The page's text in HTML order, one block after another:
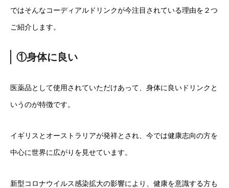
ではそんなコーディアルドリンクが今注目されている理由を２つ
ご紹介します。
①身体に良い
医薬品として使用されていただけあって、身体に良いドリンクと
いうのが特徴です。
イギリスとオーストラリアが発祥とされ、今では健康志向の方を
中心に世界に広がりを見せています。
新型コロナウイルス感染拡大の影響により、健康を意識する方も